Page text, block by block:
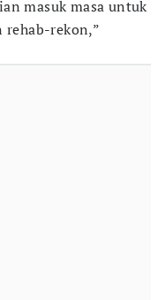
masuk masa untuk
rehab-rekon,”